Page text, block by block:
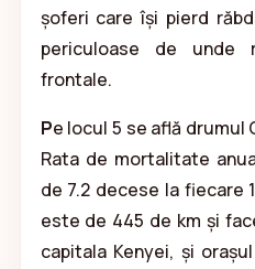
șoferi care își pierd
periculoase de unde
frontale.
Pe locul 5 se află drumul
Rata de mortalitate
de 7.2 decese la fiecare
este de 445 de km și
capitala Kenyei, și